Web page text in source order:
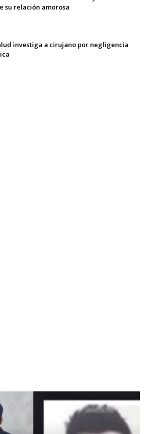
su relación amorosa
investiga a cirujano por negligencia